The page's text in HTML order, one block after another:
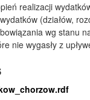
realizacji
(działów,
wg stanu
nie wygasły z